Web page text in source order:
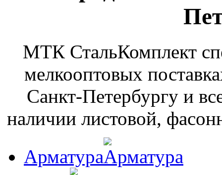
МТК СтальКомплект
мелкооптовых
Санкт-Петербургу и
наличии листовой,
Арматура